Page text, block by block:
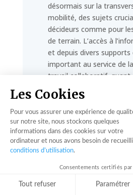
désormais sur la
mobilité, des sujets
décideurs comme pour
de terrain. L’accès à
et depuis divers
important au service de
travail collaboratif, quant
tous les niveaux de
naître des avantages
précieux.
La tendance est encore
l’ouverture des outils.
de créer des logiciels
connectés et évolutifs,
applicatifs de demain. Le
Les Cookies
Pour vous assurer une expérience de
sur notre site, nous stockons quelques
informations dans des cookies sur votre
ordinateur et nous avons besoin de
conditions d’utilisation.
Consentements certifiés par
Tout refuser Paramétrer